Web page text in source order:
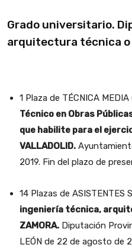
Grado universitario.
arquitectura técnica
1 Plaza de TÉCNICA
Técnico en Obras
que habilite para el
VALLADOLID.
2019. Fin del plazo de
14 Plazas de ASISTENTES
ingeniería técnica,
ZAMORA. Diputación
LEÓN de 22 de agosto de